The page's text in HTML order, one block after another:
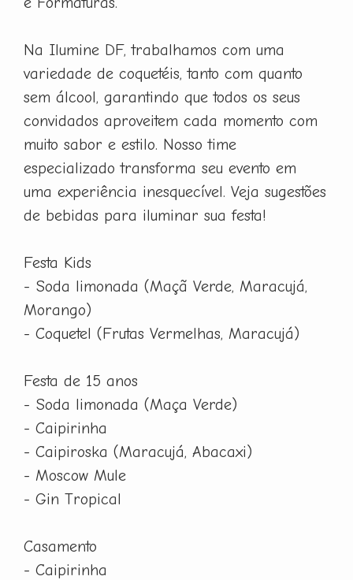
Na Ilumine DF, trabalhamos com uma
variedade de coquetéis, tanto com quanto
sem álcool, garantindo que todos os seus
convidados aproveitem cada momento com
muito sabor e estilo. Nosso time
especializado transforma seu evento em
uma experiência inesquecível. Veja sugestões
de bebidas para iluminar sua festa!
Festa Kids
- Soda limonada (Maçã Verde, Maracujá,
Morango)
- Coquetel (Frutas Vermelhas, Maracujá)
Festa de 15 anos
- Soda limonada (Maça Verde)
- Caipirinha
- Caipiroska (Maracujá, Abacaxi)
- Moscow Mule
- Gin Tropical
Casamento
- Caipirinha